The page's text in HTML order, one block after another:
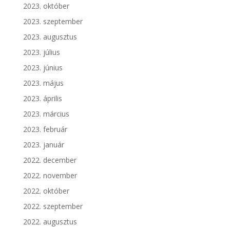
2023. október
2023. szeptember
2023. augusztus
2023. július
2023. június
2023. május
2023. április
2023. március
2023. február
2023. január
2022. december
2022. november
2022. október
2022. szeptember
2022. augusztus